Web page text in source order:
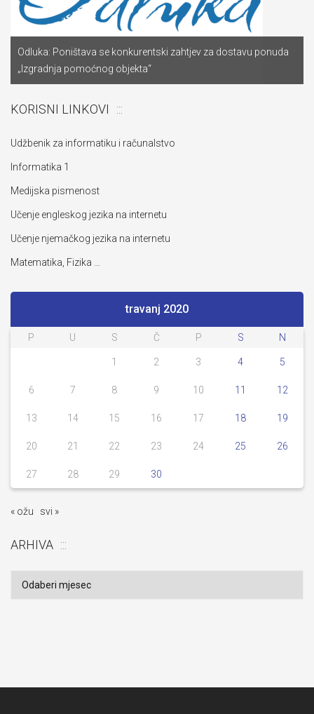
Odluka: Poništava se konkurentski zahtjev za dostavu ponuda
„Izgradnja pomoćnog objekta“
KORISNI LINKOVI
Udžbenik za informatiku i računalstvo
Informatika 1
Medijska pismenost
Učenje engleskog jezika na internetu
Učenje njemačkog jezika na internetu
Matematika, Fizika …
travanj 2020
P U S Č P S N
1 2 3 4 5
6 7 8 9 10 11 12
13 14 15 16 17 18 19
20 21 22 23 24 25 26
27 28 29 30
« ožu svi »
ARHIVA